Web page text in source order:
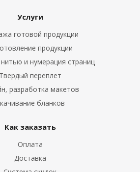
Услуги
готовой продукции
продукции
и нумерация страниц
Твердый переплет
разработка макетов
бланков
Как заказать
Оплата
Доставка